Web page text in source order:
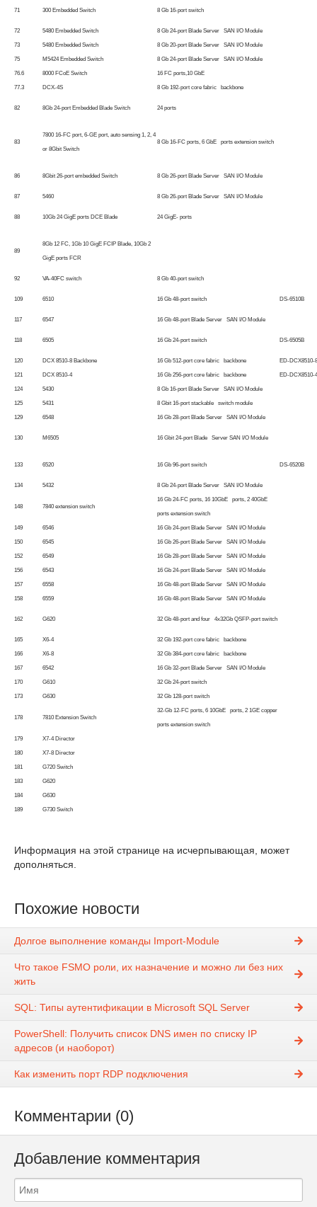
71 300 Embedded Switch 8 Gb 16-port switch
72 5480 Embedded Switch 8 Gb 24-port Blade Server SAN I/O Module
73 5480 Embedded Switch 8 Gb 20-port Blade Server SAN I/O Module
75 M5424 Embedded Switch 8 Gb 24-port Blade Server SAN I/O Module
76.6 8000 FCoE Switch 16 FC ports,10 GbE
77.3 DCX-4S 8 Gb 192-port core fabric backbone
82 8Gb 24-port Embedded Blade Switch 24 ports
83
7800 16-FC port, 6-GE port, auto sensing 1, 2, 4
or 8Gbit Switch
8 Gb 16-FC ports, 6 GbE ports extension switch
86 8Gbit 26-port embedded Switch 8 Gb 26-port Blade Server SAN I/O Module
87 5460 8 Gb 26-port Blade Server SAN I/O Module
88 10Gb 24 GigE ports DCE Blade 24 GigE- ports
89
8Gb 12 FC, 1Gb 10 GigE FCIP Blade, 10Gb 2
GigE ports FCR
92 VA-40FC switch 8 Gb 40-port switch
109 6510 16 Gb 48-port switch DS-6510B
117 6547 16 Gb 48-port Blade Server SAN I/O Module
118 6505 16 Gb 24-port switch DS-6505B
120 DCX 8510-8 Backbone 16 Gb 512-port core fabric backbone ED-DCX8510-
121 DCX 8510-4 16 Gb 256-port core fabric backbone ED-DCX8510-
124 5430 8 Gb 16-port Blade Server SAN I/O Module
125 5431 8 Gbit 16-port stackable switch module
129 6548 16 Gb 28-port Blade Server SAN I/O Module
130 M6505 16 Gbit 24-port Blade Server SAN I/O Module
133 6520 16 Gb 96-port switch DS-6520B
134 5432 8 Gb 24-port Blade Server SAN I/O Module
148 7840 extension switch
16 Gb 24-FC ports, 16 10GbE ports, 2 40GbE
ports extension switch
149 6546 16 Gb 24-port Blade Server SAN I/O Module
150 6545 16 Gb 26-port Blade Server SAN I/O Module
152 6549 16 Gb 28-port Blade Server SAN I/O Module
156 6543 16 Gb 24-port Blade Server SAN I/O Module
157 6558 16 Gb 48-port Blade Server SAN I/O Module
158 6559 16 Gb 48-port Blade Server SAN I/O Module
162 G620 32 Gb 48-port and four 4x32Gb QSFP-port switch
165 X6-4 32 Gb 192-port core fabric backbone
166 X6-8 32 Gb 384-port core fabric backbone
167 6542 16 Gb 32-port Blade Server SAN I/O Module
170 G610 32 Gb 24-port switch
173 G630 32 Gb 128-port switch
178 7810 Extension Switch
32-Gb 12-FC ports, 6 10GbE ports, 2 1GE copper
ports extension switch
179 X7-4 Director
180 X7-8 Director
181 G720 Switch
183 G620
184 G630
189 G730 Switch
Информация на этой странице на исчерпывающая, может
дополняться.
Похожие новости
Долгое выполнение команды Import-Module
Что такое FSMO роли, их назначение и можно ли без них
жить
SQL: Типы аутентификации в Microsoft SQL Server
PowerShell: Получить список DNS имен по списку IP
адресов (и наоборот)
Как изменить порт RDP подключения
Комментарии (0)
Добавление комментария